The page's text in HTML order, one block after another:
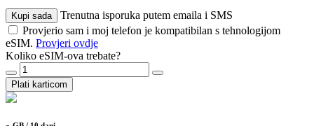
Kupi sada
Trenutna isporuka putem emaila i SMS
Provjerio sam i moj telefon je kompatibilan s tehnologijom
eSIM. Provjeri ovdje
Koliko eSIM-ova trebate?
Plati karticom